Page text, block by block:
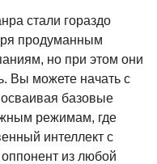
стали гораздо
продуманным
но при этом они
Вы можете начать с
базовые
режимам, где
интеллект с
из любой